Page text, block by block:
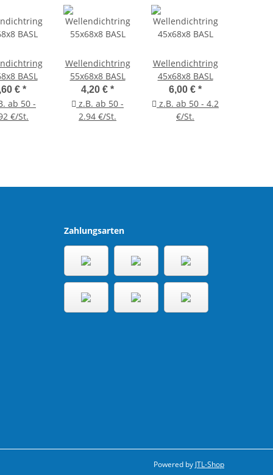
BASL
€ *
ab 50 -
€/St.
Wellendichtring
55x68x8 BASL
4,20 € *
z.B. ab 50 -
2.94 €/St.
Wellendichtring
45x68x8 BASL
6,00 € *
z.B. ab 50 - 4.2
€/St.
Zahlungsarten
Powered by JTL-Shop